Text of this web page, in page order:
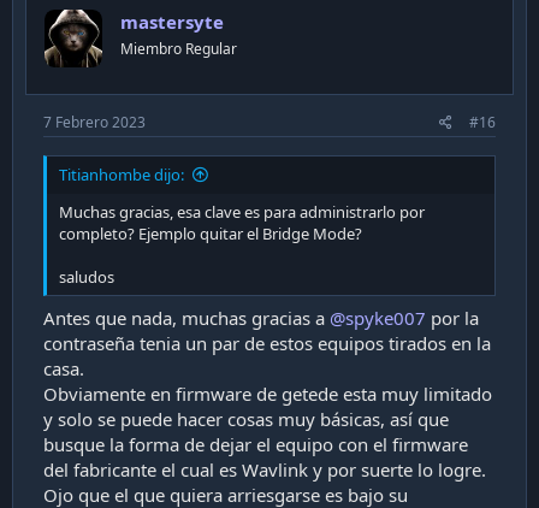
mastersyte
Miembro Regular
7 Febrero 2023 #16
Titianhombe dijo:
Muchas gracias, esa clave es para administrarlo por
completo? Ejemplo quitar el Bridge Mode?
saludos
Antes que nada, muchas gracias a @spyke007 por la
contraseña tenia un par de estos equipos tirados en la
casa.
Obviamente en firmware de getede esta muy limitado
y solo se puede hacer cosas muy básicas, así que
busque la forma de dejar el equipo con el firmware
del fabricante el cual es Wavlink y por suerte lo logre.
Ojo que el que quiera arriesgarse es bajo su